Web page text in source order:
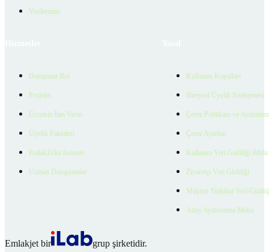
Verilerimiz
Danışman Bul
Projeler
Ücretsiz İlan Verin
Üyelik Paketleri
EmlakZeka Asistan
Uzman Danışmanlar
Kullanım Koşulları
Bireysel Üyelik Sözleşmesi
Çerez Politikası ve
Çerez Ayarları
Kullanıcı Veri Gizliliği
Ziyaretçi Veri Gizliliği
Müşteri Yetkilisi Veri
Aday Aydınlatma Metni
Emlakjet bir
grup şirketidir.